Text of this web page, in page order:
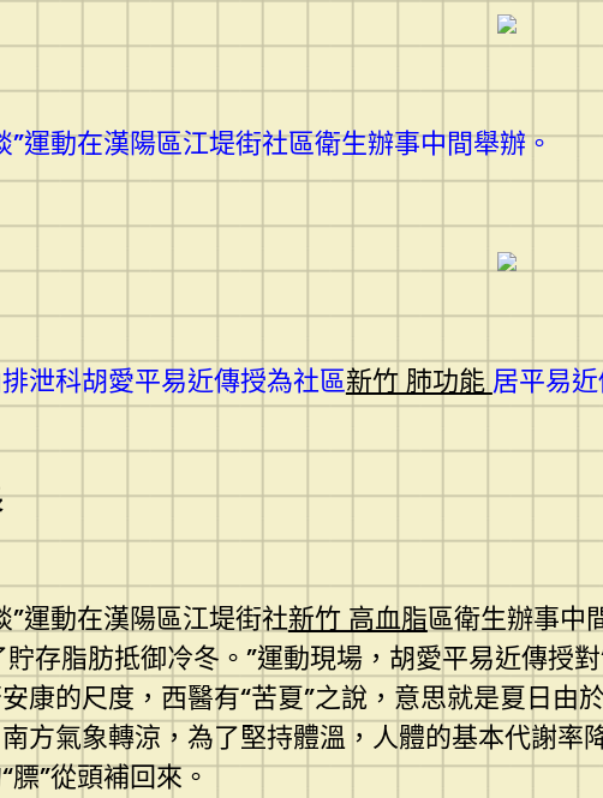
動在漢陽區江堤街社區衛生辦事中間舉辦。
科胡愛平易近傳授為社區新竹 肺功能居平易
動在漢陽區江堤街社新竹 高血脂區衛生辦事中
存脂肪抵御冷冬。”運動現場，胡愛平易近傳授
康的尺度，西醫有“苦夏”之說，意思就是夏日
方氣象轉涼，為了堅持體溫，人體的基本代謝率
膘”從頭補回來。